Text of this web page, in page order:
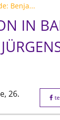
Benja...
IN
26.